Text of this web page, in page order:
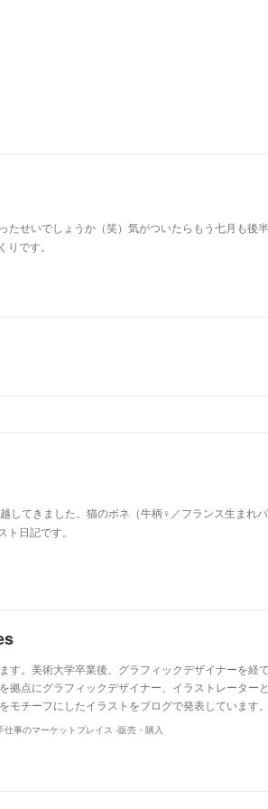
せいでしょうか（笑）気がついたらもう七月も後
です。
してきました。猫のボネ（牛柄♀／フランス生まれ
日記です。
す。美術大学卒業後、グラフィックデザイナーを経
拠点にグラフィックデザイナー、イラストレーター
モチーフにしたイラストをブログで発表していま
事のマーケットプレイス -販売・購入